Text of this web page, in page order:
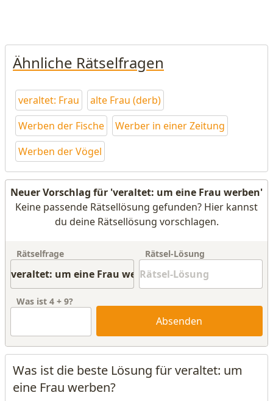
Ähnliche Rätselfragen
veraltet: Frau
alte Frau (derb)
Werben der Fische
Werber in einer Zeitung
Werben der Vögel
Neuer Vorschlag für 'veraltet: um eine Frau werben'
Keine passende Rätsellösung gefunden? Hier kannst
du deine Rätsellösung vorschlagen.
Rätselfrage Rätsel-Lösung
Was ist 4 + 9?
Absenden
Was ist die beste Lösung für veraltet: um
eine Frau werben?